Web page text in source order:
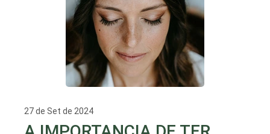
27 de Set de 2024